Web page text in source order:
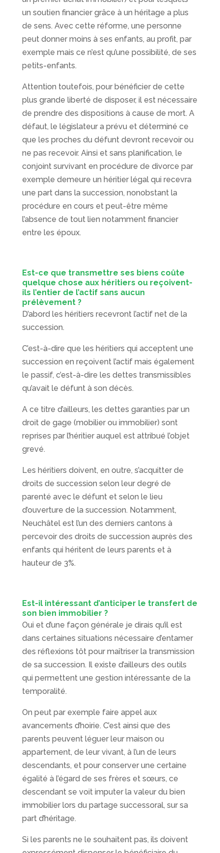
un soutien financier grâce à un héritage a plus
de sens. Avec cette réforme, une personne
peut donner moins à ses enfants, au profit, par
exemple mais ce n’est qu’une possibilité, de ses
petits-enfants.
Attention toutefois, pour bénéficier de cette
plus grande liberté de disposer, il est nécessaire
de prendre des dispositions à cause de mort. A
défaut, le législateur a prévu et déterminé ce
que les proches du défunt devront recevoir ou
ne pas recevoir. Ainsi et sans planification, le
conjoint survivant en procédure de divorce par
exemple demeure un héritier légal qui recevra
une part dans la succession, nonobstant la
procédure en cours et peut-être même
l’absence de tout lien notamment financier
entre les époux.
Est-ce que transmettre ses biens coûte
quelque chose aux héritiers ou reçoivent-
ils l’entier de l’actif sans aucun
prélèvement ?
D’abord les héritiers recevront l’actif net de la
succession.
C’est-à-dire que les héritiers qui acceptent une
succession en reçoivent l’actif mais également
le passif, c’est-à-dire les dettes transmissibles
qu’avait le défunt à son décès.
A ce titre d’ailleurs, les dettes garanties par un
droit de gage (mobilier ou immobilier) sont
reprises par l’héritier auquel est attribué l’objet
grevé.
Les héritiers doivent, en outre, s’acquitter de
droits de succession selon leur degré de
parenté avec le défunt et selon le lieu
d’ouverture de la succession. Notamment,
Neuchâtel est l’un des derniers cantons à
percevoir des droits de succession auprès des
enfants qui héritent de leurs parents et à
hauteur de 3%.
Est-il intéressant d’anticiper le transfert de
son bien immobilier ?
Oui et d’une façon générale je dirais qu’il est
dans certaines situations nécessaire d’entamer
des réflexions tôt pour maîtriser la transmission
de sa succession. Il existe d’ailleurs des outils
qui permettent une gestion intéressante de la
temporalité.
On peut par exemple faire appel aux
avancements d’hoirie. C’est ainsi que des
parents peuvent léguer leur maison ou
appartement, de leur vivant, à l’un de leurs
descendants, et pour conserver une certaine
égalité à l’égard de ses frères et sœurs, ce
descendant se voit imputer la valeur du bien
immobilier lors du partage successoral, sur sa
part d’héritage.
Si les parents ne le souhaitent pas, ils doivent